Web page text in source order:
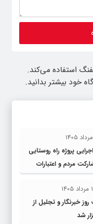
استفاده می‌کند.
خود بیشتر بدانید.
پروژه راه روستایی
مردم و اعتبارات
خبرنگار و تجلیل از
شد